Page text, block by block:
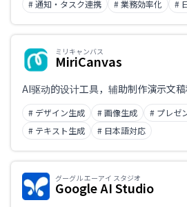
# 通知・タスク連携 # 業務効率化 #
ミリキャンバス
MiriCanvas
AI驱动的设计工具，辅助制作演示文稿
# デザイン生成 # 画像生成
# プレゼ
# テキスト生成
# 日本語対応
グーグル エーアイ スタジオ
Google AI Studio